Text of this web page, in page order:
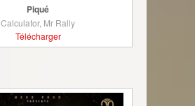
Piqué
Calculator, Mr Rally
Télécharger